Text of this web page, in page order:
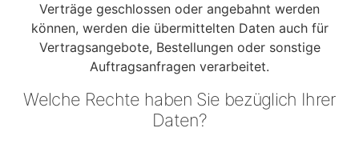
Verträge geschlossen oder angebahnt werden
können, werden die übermittelten Daten auch für
Vertragsangebote, Bestellungen oder sonstige
Auftragsanfragen verarbeitet.
Welche Rechte haben Sie bezüglich Ihrer
Daten?